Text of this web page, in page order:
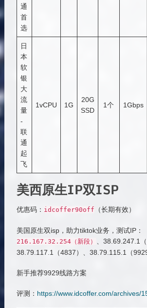
通
首
选
日
本
软
银
大
流
量
-
联
通
起
飞
1vCPU 1G
20G
SSD
1个 1Gbps
美西原生IP双ISP
优惠码： idcoffer90off （长期有效）
美国原生双isp，助力tiktok业务，测试IP：
216.167 . 32.254（新段）
、38.69.247.1
38.79.117.1（4837）、38.79.115.1（9929
新手推荐9929线路方案
评测： https://www.idcoffer.com/archives/